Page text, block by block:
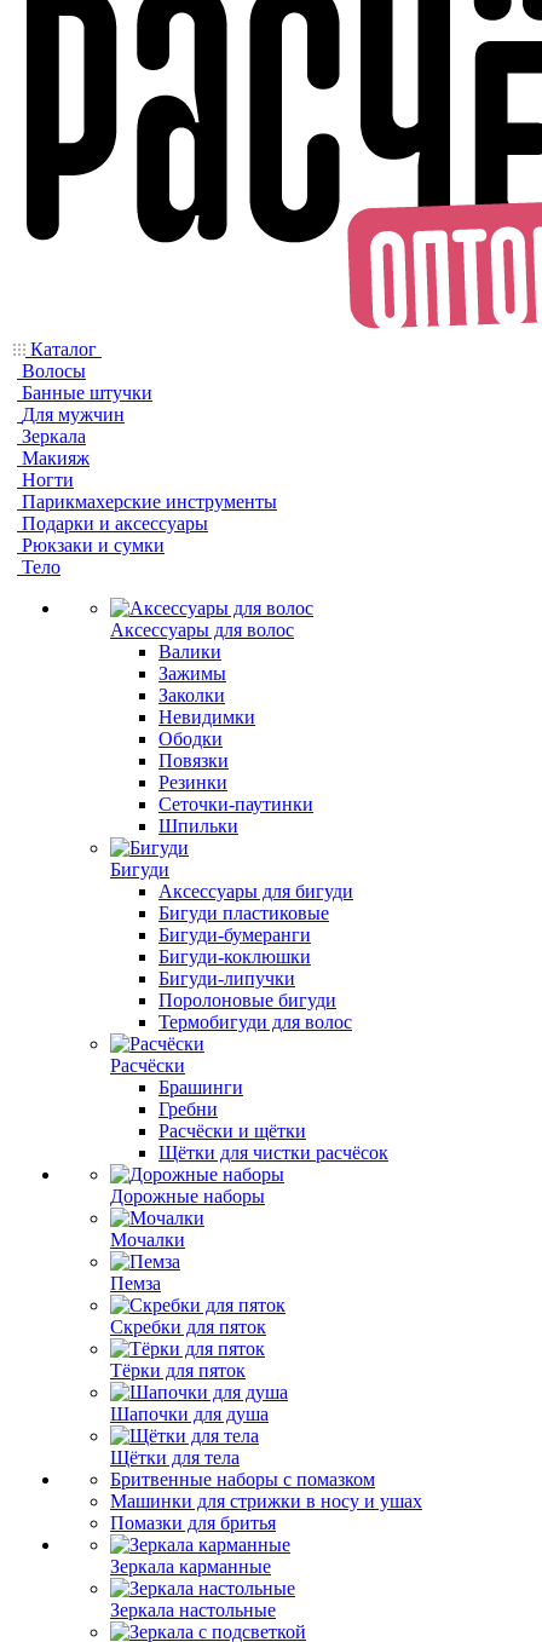
Каталог
Волосы
Банные штучки
Для мужчин
Зеркала
Макияж
Ногти
Парикмахерские инструменты
Подарки и аксессуары
Рюкзаки и сумки
Тело
Аксессуары для волос
Валики
Зажимы
Заколки
Невидимки
Ободки
Повязки
Резинки
Сеточки-паутинки
Шпильки
Бигуди
Аксессуары для бигуди
Бигуди пластиковые
Бигуди-бумеранги
Бигуди-коклюшки
Бигуди-липучки
Поролоновые бигуди
Термобигуди для волос
Расчёски
Брашинги
Гребни
Расчёски и щётки
Щётки для чистки расчёсок
Дорожные наборы
Мочалки
Пемза
Скребки для пяток
Тёрки для пяток
Шапочки для душа
Щётки для тела
Бритвенные наборы с помазком
Машинки для стрижки в носу и ушах
Помазки для бритья
Зеркала карманные
Зеркала настольные